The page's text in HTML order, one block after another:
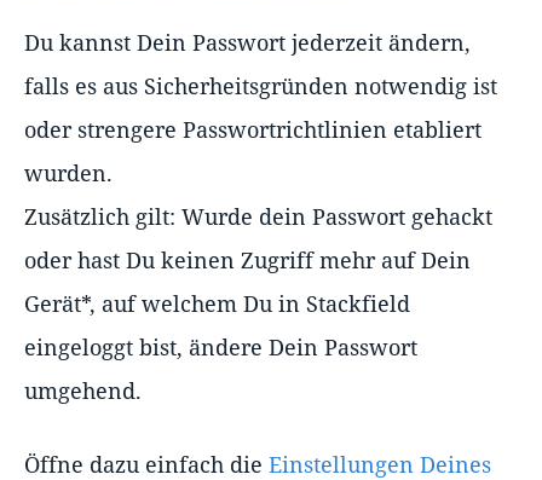
Du kannst Dein Passwort jederzeit ändern,
falls es aus Sicherheitsgründen notwendig ist
oder strengere Passwortrichtlinien etabliert
wurden.
Zusätzlich gilt: Wurde dein Passwort gehackt
oder hast Du keinen Zugriff mehr auf Dein
Gerät*, auf welchem Du in Stackfield
eingeloggt bist, ändere Dein Passwort
umgehend.
Öffne dazu einfach die Einstellungen Deines